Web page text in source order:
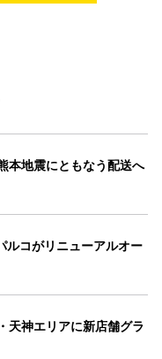
本地震にともなう配送へ
ルコがリニューアルオー
天神エリアに新店舗グラ